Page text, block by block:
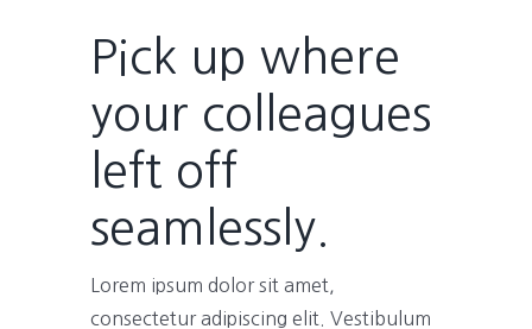
Pick up where
your colleagues
left off
seamlessly.
Lorem ipsum dolor sit amet,
consectetur adipiscing elit. Vestibulum